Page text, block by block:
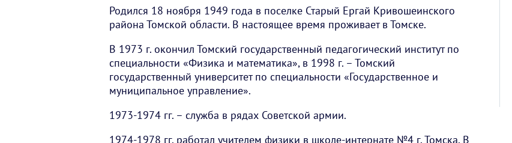
Родился 18 ноября 1949 года в поселке Старый Ергай Кривошеинского
района Томской области. В настоящее время проживает в Томске.
В 1973 г. окончил Томский государственный педагогический институт по
специальности «Физика и математика», в 1998 г. – Томский
государственный университет по специальности «Государственное и
муниципальное управление».
1973-1974 гг. – служба в рядах Советской армии.
1974-1978 гг. работал учителем физики в школе-интернате №4 г. Томска. В